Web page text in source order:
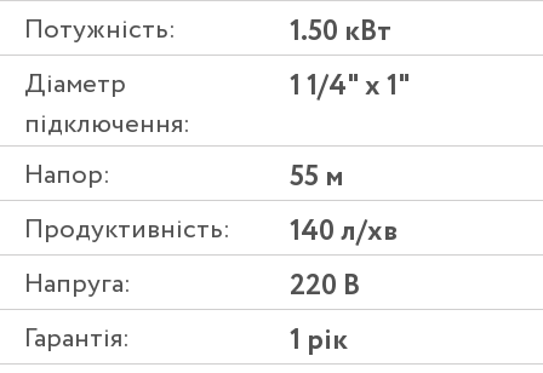
Потужність: 1.50 кВт
Діаметр
підключення:
1 1/4" x 1"
Напор: 55 м
Продуктивність: 140 л/хв
Напруга: 220 В
Гарантія: 1 рік